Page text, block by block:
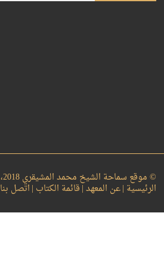
© موقع سماحة الشيخ محمد المشيقري 2018، جميع الحقوق محفوظة
الرئيسية |عن المعهد |قائمة الكتاب |اتصل بنا